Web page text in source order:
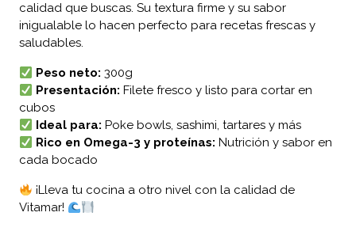
calidad que buscas. Su textura firme y su sabor
inigualable lo hacen perfecto para recetas frescas y
saludables.
Peso neto: 300g
Presentación: Filete fresco y listo para cortar en
cubos
Ideal para: Poke bowls, sashimi, tartares y más
Rico en Omega-3 y proteínas: Nutrición y sabor en
cada bocado
¡Lleva tu cocina a otro nivel con la calidad de
Vitamar!